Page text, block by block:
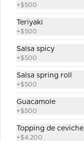
+$500
Teriyaki
+$500
Salsa spicy
+$500
Salsa spring roll
+$500
Guacamole
+$500
Topping de ceviche
+$4.200